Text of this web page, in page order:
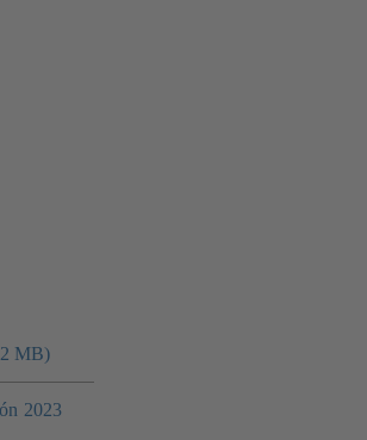
MB)
2023